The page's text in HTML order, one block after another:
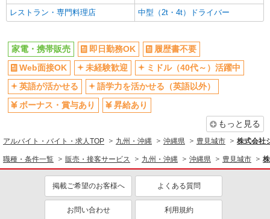
レストラン・専門料理店
中型（2t・4t）ドライバー
家電・携帯販売 即日勤務OK
履歴書不要
Web面接OK
未経験歓迎
ミドル（40代～）活躍中
英語が活かせる
語学力を活かせる（英語以外）
ボーナス・賞与あり
昇給あり
もっと見る
アルバイト・バイト・求人TOP 九州・沖縄 沖縄県 豊見城市 株式会社
職種・条件一覧 販売・接客サービス 九州・沖縄 沖縄県 豊見城市
掲載ご希望のお客様へ よくある質問
お問い合わせ 利用規約